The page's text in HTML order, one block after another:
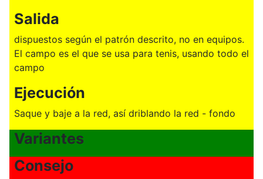
Salida
dispuestos según el patrón descrito, no en equipos.
El campo es el que se usa para tenis, usando todo el
campo
Ejecución
Saque y baje a la red, así driblando la red - fondo
Variantes
Consejo